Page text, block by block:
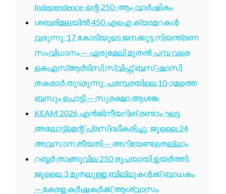
Independence-ന്റെ 250-ആം വാർഷികം
ശബരിമലയിൽ 450 എഐ ക്യാമറകൾ
വരുന്നു; 17 കോടിയുടെ ജനക്കൂട്ട നിയന്ത്രണ
സംവിധാനം — എരുമേലി മുതൽ പമ്പ വരെ
കെഎസ്ആർടിസി സ്വിഫ്റ്റ് ബസ് ഷാസി
തകരാർ തുടരുന്നു; പരമ്പരയിലെ 10-ാമത്തെ
ബസും പൊട്ടി — സുരക്ഷാ ആശങ്ക
KEAM 2026 എൻജിനീയറിങ് രണ്ടാം ഘട്ട
അലോട്ട്മെന്റ് പ്രസിദ്ധീകരിച്ചു; ജൂലൈ 24
അവസാന തീയതി — അറിയേണ്ടതെല്ലാം
റബ്ബർ താങ്ങുവില 250 രൂപയായി ഉയർത്തി;
ജൂലൈ 3 മുതലുള്ള ബില്ലുകൾക്ക് ബാധകം
— കേരള കർഷകർക്ക് ആശ്വാസം